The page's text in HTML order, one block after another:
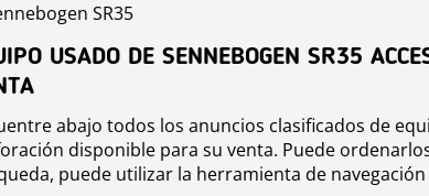
SR35
USADO DE SENNEBOGEN SR35
abajo todos los anuncios clasificados de
disponible para su venta. Puede
puede utilizar la herramienta de